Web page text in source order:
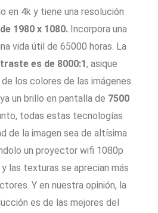
en 4k y tiene una resolución
1980 x 1080. Incorpora una
vida útil de 65000 horas. La
es de 8000:1, asique
los colores de las imágenes.
un brillo en pantalla de 7500
todas estas tecnologías
de la imagen sea de altísima
un proyector wifi 1080p
las texturas se aprecian más
Y en nuestra opinión, la
es de las mejores del